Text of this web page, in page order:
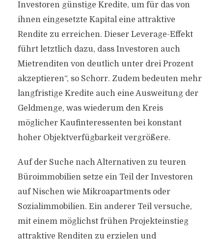
Investoren günstige Kredite, um für das von
ihnen eingesetzte Kapital eine attraktive
Rendite zu erreichen. Dieser Leverage-Effekt
führt letztlich dazu, dass Investoren auch
Mietrenditen von deutlich unter drei Prozent
akzeptieren“, so Schorr. Zudem bedeuten mehr
langfristige Kredite auch eine Ausweitung der
Geldmenge, was wiederum den Kreis
möglicher Kaufinteressenten bei konstant
hoher Objektverfügbarkeit vergrößere.
Auf der Suche nach Alternativen zu teuren
Büroimmobilien setze ein Teil der Investoren
auf Nischen wie Mikroapartments oder
Sozialimmobilien. Ein anderer Teil versuche,
mit einem möglichst frühen Projekteinstieg
attraktive Renditen zu erzielen und